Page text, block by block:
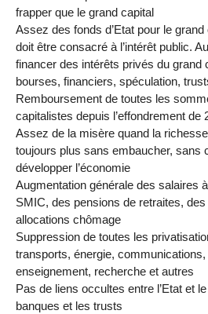
frapper que le grand capital
Assez des fonds d’Etat pour le grand
doit être consacré à l’intérêt public.
financer des intérêts privés du grand
bourses, financiers, spéculation,
Remboursement de toutes les
capitalistes depuis l’effondrement de
Assez de la misère quand la
toujours plus sans embaucher, sans
développer l’économie
Augmentation générale des salaires
SMIC, des pensions de retraites,
allocations chômage
Suppression de toutes les
transports, énergie, communications,
enseignement, recherche et autres
Pas de liens occultes entre l’Etat et
banques et les trusts